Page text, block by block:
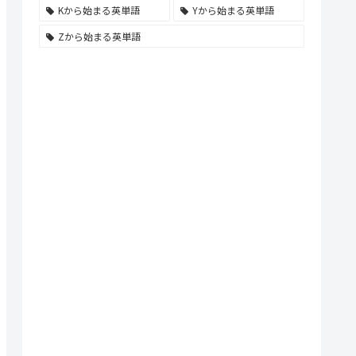
Kから始まる英単語
Yから始まる英単語
Zから始まる英単語